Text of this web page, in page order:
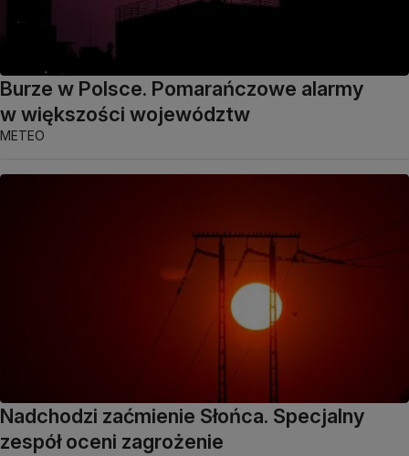
Burze w Polsce. Pomarańczowe alarmy
w większości województw
METEO
Nadchodzi zaćmienie Słońca. Specjalny
zespół oceni zagrożenie